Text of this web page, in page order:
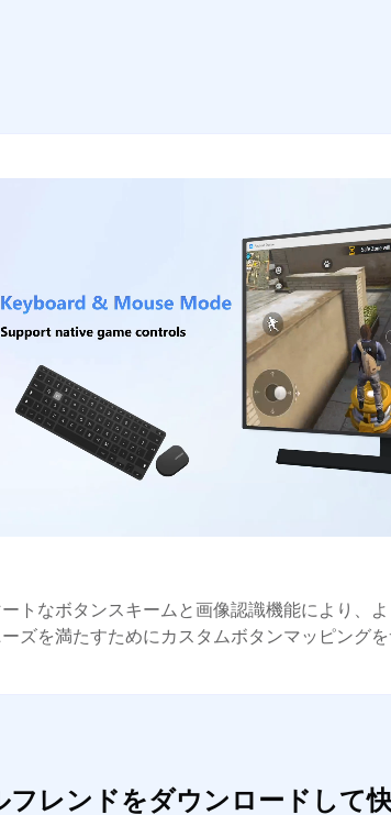
トなボタンスキームと画像認識機能により、
ズを満たすためにカスタムボタンマッピングを
レンドをダウンロードして